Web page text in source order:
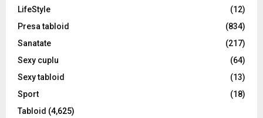
LifeStyle
(12)
Presa tabloid
(834)
Sanatate
(217)
Sexy cuplu
(64)
Sexy tabloid
(13)
Sport
(18)
Tabloid (4,625)